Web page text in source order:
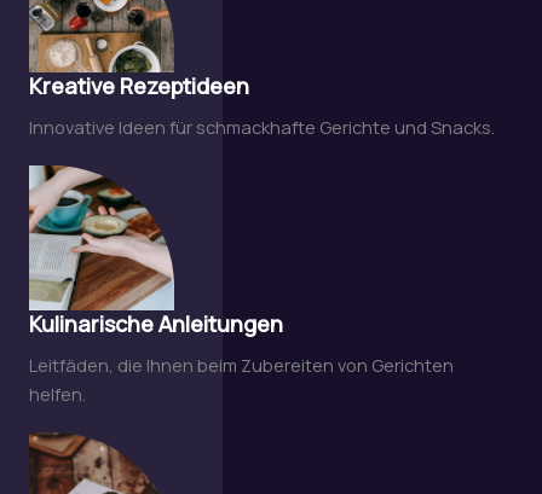
Kreative Rezeptideen
Innovative Ideen für schmackhafte Gerichte und Snacks.
Kulinarische Anleitungen
Leitfäden, die Ihnen beim Zubereiten von Gerichten
helfen.